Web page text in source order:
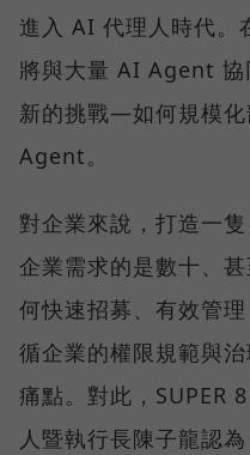
進入 AI 代理人時代。
將與大量 AI Agent 協
新的挑戰—如何規模
Agent。
對企業來說，打造一
企業需求的是數十、
何快速招募、有效管
循企業的權限規範與
痛點。對此，SUPER
人暨執行長陳子龍認